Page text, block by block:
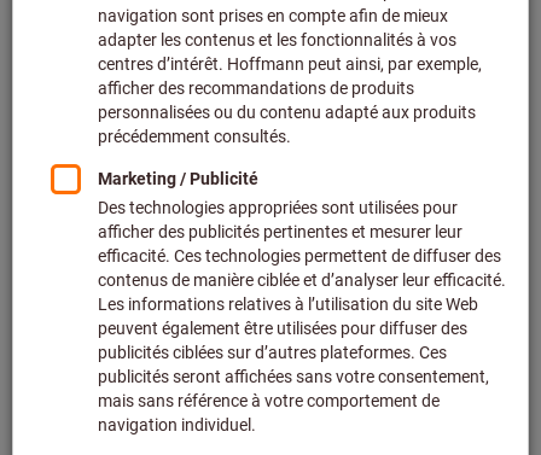
Ajouter au panier
Délai de livraison estimé : 2 à 3 semaines
Veuillez noter le délai de livraison et les conseils
Nous commandons cet article pour vous directement
chez le fabricant, car il ne fait pas partie de notre
assortiment principal et n’est donc pas en stock chez
nous.Infos
Ajouter à la liste de favoris Partager l’article
Détails du produit